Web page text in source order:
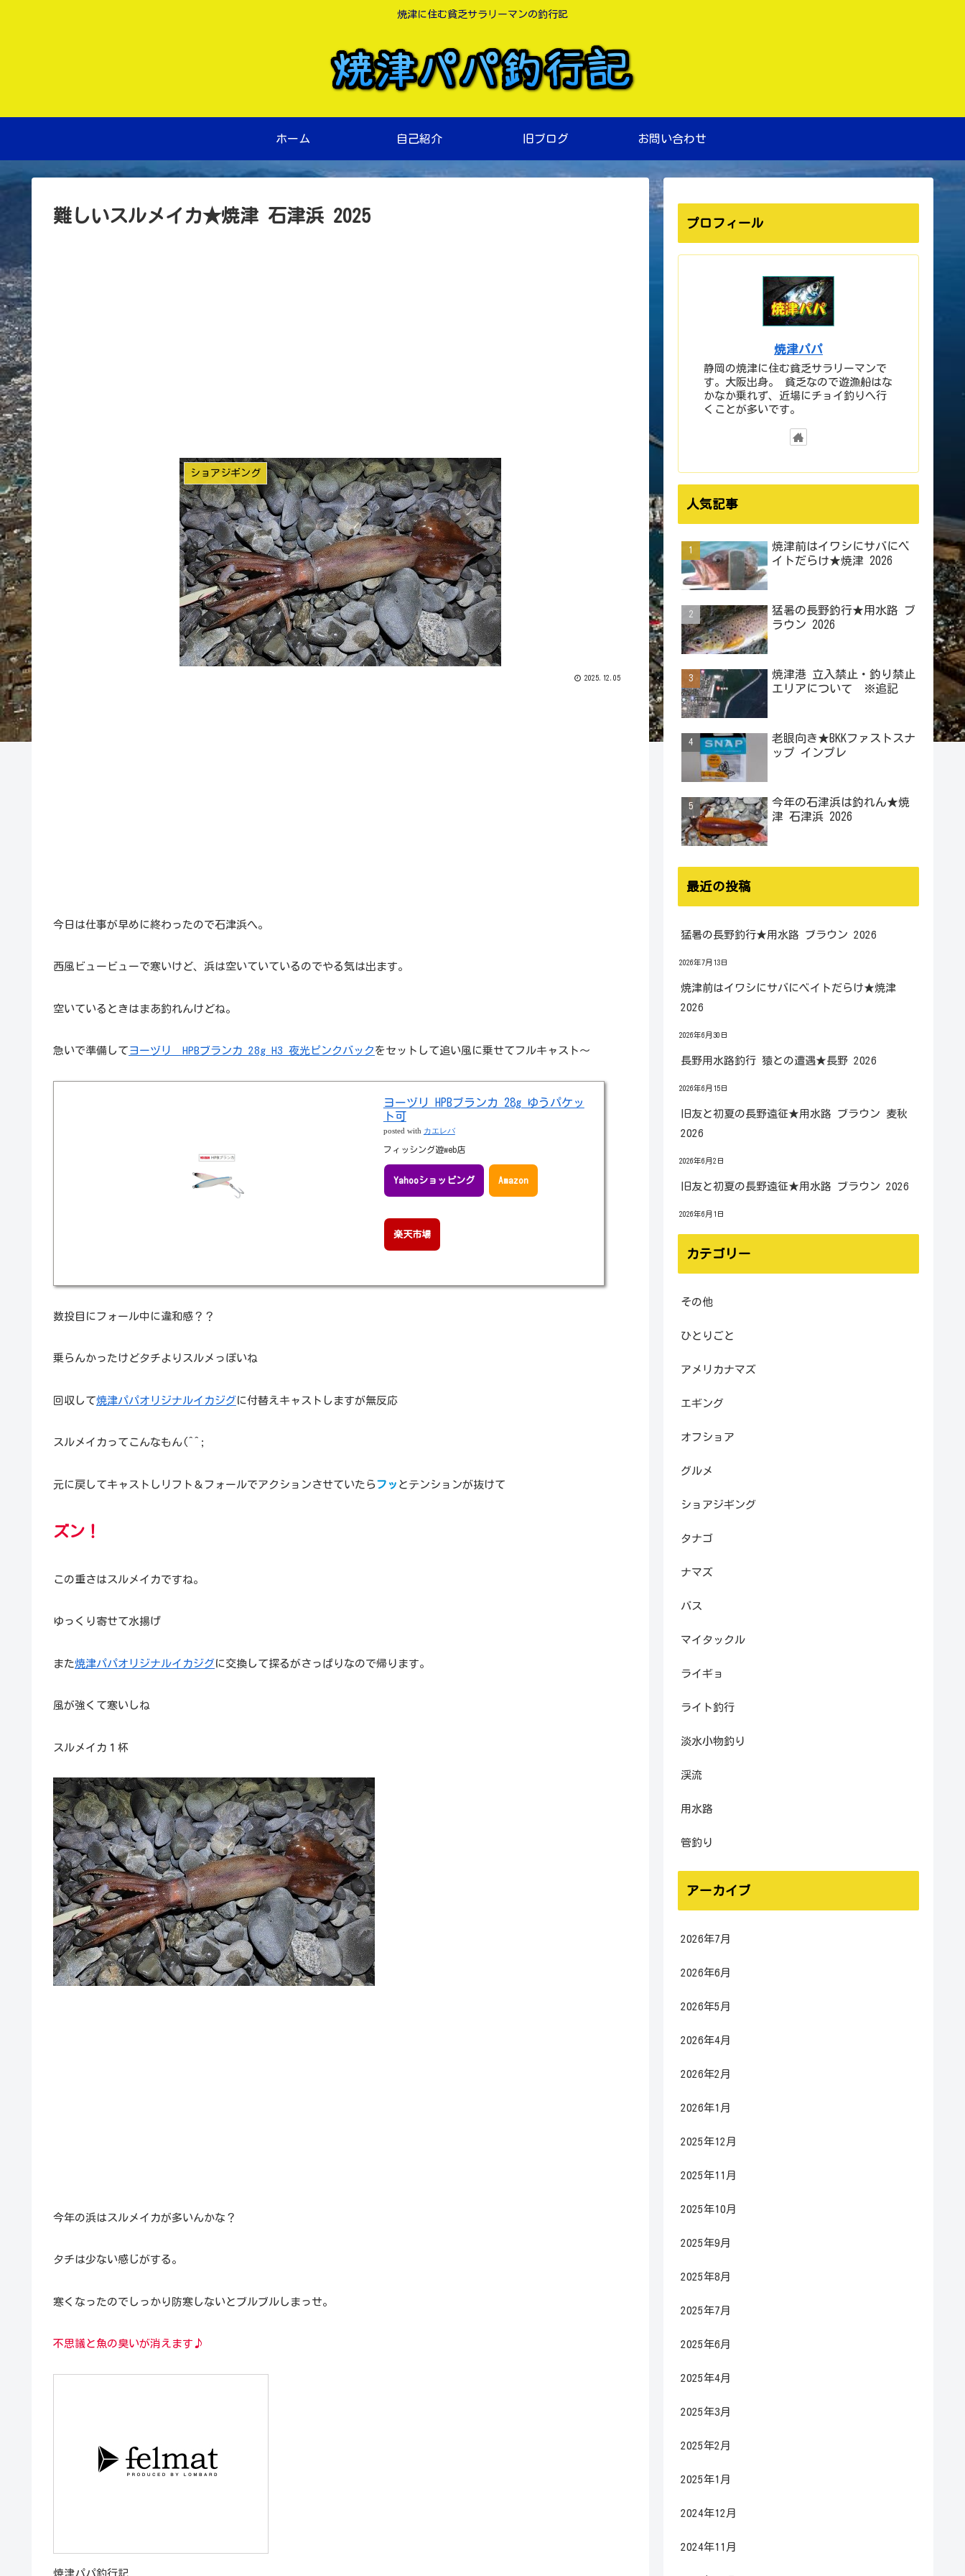
焼津に住む貧乏サラリーマンの釣行記
ホーム 自己紹介 旧ブログ お問い合わせ
難しいスルメイカ★焼津 石津浜 2025
ショアジギング
2025.12.05
今日は仕事が早めに終わったので石津浜へ。
西風ビュービューで寒いけど、浜は空いていているのでやる気は出ます。
空いているときはまあ釣れんけどね。
急いで準備して ヨーヅリ HPBブランカ 28g H3 夜光ピンクバック をセットして追い風に乗せてフルキャスト～
ヨーヅリ HPBブランカ 28g ゆうパケッ
ト可
posted with カエレバ
フィッシング遊web店
Yahooショッピング Amazon
楽天市場
数投目にフォール中に違和感？？
乗らんかったけどタチよりスルメっぽいね
回収して焼津パパオリジナルイカジグ に付替えキャストしますが無反応
スルメイカってこんなもん(^^;
元に戻してキャストしリフト＆フォールでアクションさせていたら フッ とテンションが抜けて
ズン！
この重さはスルメイカですね。
ゆっくり寄せて水揚げ
また焼津パパオリジナルイカジグ に交換して探るがさっぱりなので帰ります。
風が強くて寒いしね
スルメイカ１杯
今年の浜はスルメイカが多いんかな？
タチは少ない感じがする。
寒くなったのでしっかり防寒しないとブルブルしまっせ。
不思議と魚の臭いが消えます♪
焼津パパ釣行記
プロフィール
焼津パパ
静岡の焼津に住む貧乏サラリーマンで
す。大阪出身。 貧乏なので遊漁船はな
かなか乗れず、近場にチョイ釣りへ行
くことが多いです。
人気記事
焼津前はイワシにサバにベ
イトだらけ★焼津 2026
猛暑の長野釣行★用水路 ブ
ラウン 2026
焼津港 立入禁止・釣り禁止
エリアについて ※追記
老眼向き★BKKファストスナ
ップ インプレ
今年の石津浜は釣れん★焼
津 石津浜 2026
最近の投稿
猛暑の長野釣行★用水路 ブラウン 2026
2026年7月13日
焼津前はイワシにサバにベイトだらけ★焼津
2026
2026年6月30日
長野用水路釣行 猿との遭遇★長野 2026
2026年6月15日
旧友と初夏の長野遠征★用水路 ブラウン 麦秋
2026
2026年6月2日
旧友と初夏の長野遠征★用水路 ブラウン 2026
2026年6月1日
カテゴリー
その他
ひとりごと
アメリカナマズ
エギング
オフショア
グルメ
ショアジギング
タナゴ
ナマズ
バス
マイタックル
ライギョ
ライト釣行
淡水小物釣り
渓流
用水路
管釣り
アーカイブ
2026年7月
2026年6月
2026年5月
2026年4月
2026年2月
2026年1月
2025年12月
2025年11月
2025年10月
2025年9月
2025年8月
2025年7月
2025年6月
2025年4月
2025年3月
2025年2月
2025年1月
2024年12月
2024年11月